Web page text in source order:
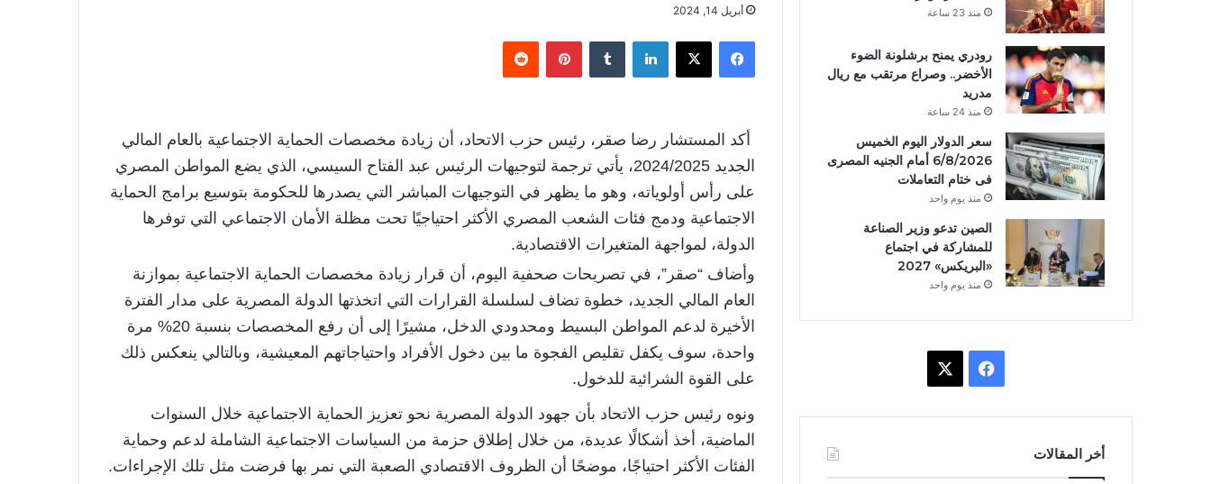
أبريل 14, 2024
فيسبوك لينكدإن بينتيريست
أكد المستشار رضا صقر ، رئيس حزب الاتحاد، أن زيادة مخصصات الحماية الاجتماعية بالعام المالي
الجديد 2024/2025، يأتي ترجمة لتوجيهات الرئيس عبد الفتاح السيسي، الذي يضع المواطن المصري
على رأس أولوياته، وهو ما يظهر في التوجيهات المباشر التي يصدرها للحكومة بتوسيع برامج الحماية
الاجتماعية ودمج فئات الشعب المصري الأكثر احتياجيًا تحت مظلة الأمان الاجتماعي التي توفرها
الدولة، لمواجهة المتغيرات الاقتصادية.
وأضاف “صقر”، في تصريحات صحفية اليوم، أن قرار زيادة مخصصات الحماية الاجتماعية بموازنة
العام المالي الجديد، خطوة تضاف لسلسلة القرارات التي اتخذتها الدولة المصرية على مدار الفترة
الأخيرة لدعم المواطن البسيط ومحدودي الدخل، مشيرًا إلى أن رفع المخصصات بنسبة 20% مرة
واحدة، سوف يكفل تقليص الفجوة ما بين دخول الأفراد واحتياجاتهم المعيشية، وبالتالي ينعكس ذلك
على القوة الشرائية للدخول.
ونوه رئيس حزب الاتحاد بأن جهود الدولة المصرية نحو تعزيز الحماية الاجتماعية خلال السنوات
الماضية، أخذ أشكالًا عديدة، من خلال إطلاق حزمة من السياسات الاجتماعية الشاملة لدعم وحماية
الفئات الأكثر احتياجًا، موضحًا أن الظروف الاقتصادي الصعبة التي نمر بها فرضت مثل تلك الإجراءات.
منذ 23 ساعة
رودري يمنح برشلونة الضوء
الأخضر.. وصراع مرتقب مع ريال
مدريد
منذ 24 ساعة
سعر الدولار اليوم الخميس
6/8/2026 أمام الجنيه المصرى
فى ختام التعاملات
منذ يوم واحد
الصين تدعو وزير الصناعة
للمشاركة في اجتماع
«البريكس» 2027
منذ يوم واحد
ب
أخر المقالات